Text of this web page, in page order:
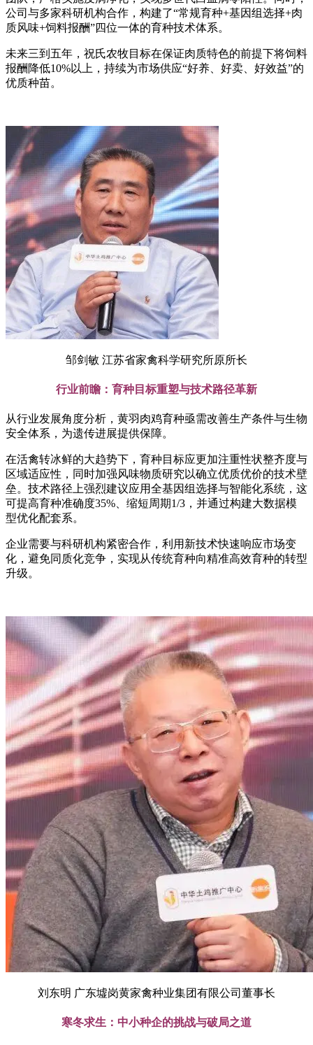
公司与多家科研机构合作，构建了“常规育种+基因组选择+肉
质风味+饲料报酬”四位一体的育种技术体系。
未来三到五年，祝氏农牧目标在保证肉质特色的前提下将饲料
报酬降低10%以上，持续为市场供应“好养、好卖、好效益”的
优质种苗。
邹剑敏 江苏省家禽科学研究所原所长
行业前瞻：育种目标重塑与技术路径革新
从行业发展角度分析，黄羽肉鸡育种亟需改善生产条件与生物
安全体系，为遗传进展提供保障。
在活禽转冰鲜的大趋势下，育种目标应更加注重性状整齐度与
区域适应性，同时加强风味物质研究以确立优质优价的技术壁
垒。技术路径上强烈建议应用全基因组选择与智能化系统，这
可提高育种准确度35%、缩短周期1/3，并通过构建大数据模
型优化配套系。
企业需要与科研机构紧密合作，利用新技术快速响应市场变
化，避免同质化竞争，实现从传统育种向精准高效育种的转型
升级。
刘东明 广东墟岗黄家禽种业集团有限公司董事长
寒冬求生：中小种企的挑战与破局之道